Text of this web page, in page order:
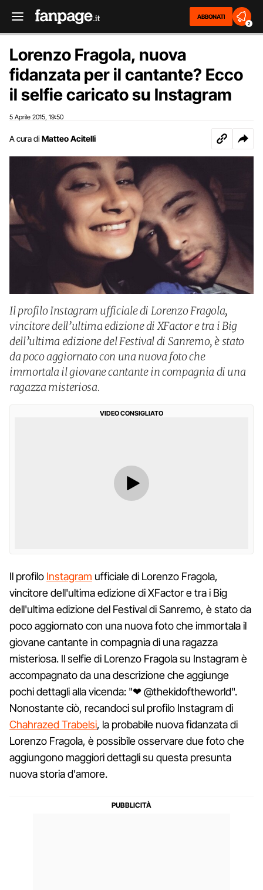
ABBONATI
2
Lorenzo Fragola, nuova
fidanzata per il cantante? Ecco
il selfie caricato su Instagram
5 Aprile 2015 19:50
A cura di Matteo Acitelli
Il profilo Instagram ufficiale di Lorenzo Fragola,
vincitore dell’ultima edizione di XFactor e tra i Big
dell’ultima edizione del Festival di Sanremo, è stato
da poco aggiornato con una nuova foto che
immortala il giovane cantante in compagnia di una
ragazza misteriosa.
VIDEO CONSIGLIATO
Il profilo Instagram ufficiale di Lorenzo Fragola,
vincitore dell'ultima edizione di XFactor e tra i Big
dell'ultima edizione del Festival di Sanremo, è stato da
poco aggiornato con una nuova foto che immortala il
giovane cantante in compagnia di una ragazza
misteriosa. Il selfie di Lorenzo Fragola su Instagram è
accompagnato da una descrizione che aggiunge
pochi dettagli alla vicenda: "❤ @thekidoftheworld".
Nonostante ciò, recandoci sul profilo Instagram di
Chahrazed Trabelsi, la probabile nuova fidanzata di
Lorenzo Fragola, è possibile osservare due foto che
aggiungono maggiori dettagli su questa presunta
nuova storia d'amore.